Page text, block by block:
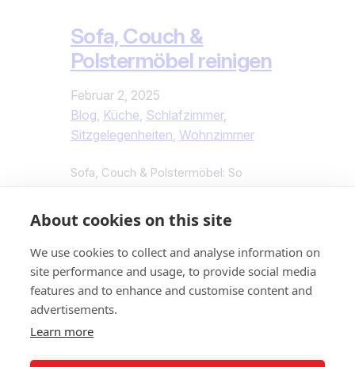
Sofa, Couch &
Polstermöbel reinigen
Februar 2, 2025
Blog, Küche, Schlafzimmer
Sitzgelegenheiten, Wohnzimmer
Sofa, Couch & Polstermöbel: So
bequeme Sessel – Polstermöbel sind
täglich im Einsatz und sammeln Staub,
Flecken und Gerüche. Eine regelmäßige
Reinigung sorgt nicht nur für ein
bessere Hygiene und eine längere
Lebensdauer der Möbel. Hier erfährst
About cookies on this site
We use cookies to collect and analyse information on
site performance and usage, to provide social media
features and to enhance and customise content and
advertisements.
Learn more